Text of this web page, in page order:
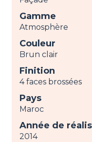
Gamme
Atmosphère
Couleur
Brun clair
Finition
4 faces brossées
Pays
Maroc
Année de
2014